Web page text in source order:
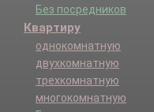
Без посредников
Квартиру
однокомнатную
двухкомнатную
трехкомнатную
многокомнатную